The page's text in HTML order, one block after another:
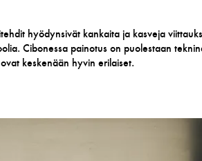
hyödynsivät kankaita ja kasveja
Cibonessa painotus on puolestaan
keskenään hyvin erilaiset.